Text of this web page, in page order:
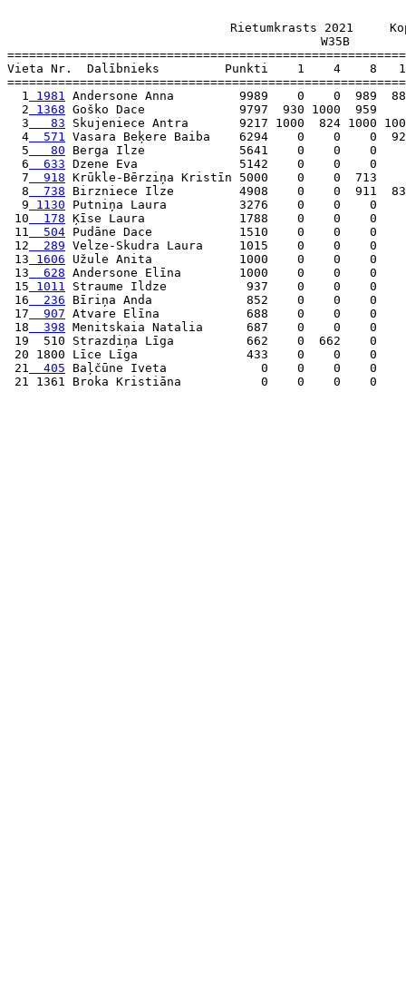
Rietumkrasts 2021
W35B
Vieta Nr.  Dalībnieks         Punkti    1    4    8
  1
1981 Andersone Anna         9989    0    0  989
  2
1368 Goško Dace             9797  930 1000  959
  3
   83
Skujeniece Antra       9217 1000  824
  4
  571
Vasara Beķere Baiba    6294    0    0
  5
   80
Berga Ilze             5641    0    0    0
  6
  633
Dzene Eva              5142    0    0    0
  7
  918
Krūkle-Bērziņa Kristīn 5000    0    0
  8
  738
Birzniece Ilze         4908    0    0  911
  9
1130 Putniņa Laura          3276    0    0
10
  178
Ķīse Laura             1788    0    0    0
11
  504
Pudāne Dace            1510    0    0
12
  289
Velze-Skudra Laura     1015    0    0
13 1606 Užule Anita            1000    0    0
13
  628
Andersone Elīna        1000    0    0
15 1011 Straume Ildze           937    0    0
16
  236
Bīriņa Anda             852    0    0
17
  907
Atvare Elīna            688    0    0    0
18
  398
Menitskaia Natalia      687    0    0
19  510 Strazdiņa Līga          662    0  662
20 1800 Līce Līga               433    0    0
21
  405
Baļčūne Iveta             0    0    0